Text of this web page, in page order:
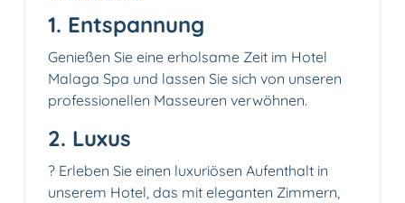
1. Entspannung
Genießen Sie eine erholsame Zeit im Hotel
Malaga Spa und lassen Sie sich von unseren
professionellen Masseuren verwöhnen.
2. Luxus
? Erleben Sie einen luxuriösen Aufenthalt in
unserem Hotel, das mit eleganten Zimmern,